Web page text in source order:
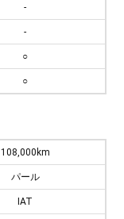
-
-
○
○
108,000km
パール
IAT